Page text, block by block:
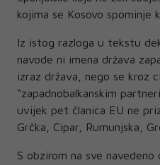
kojima se Kosovo spominje
Iz istog razloga u tekstu
navode ni imena država
izraz država, nego se kroz
“zapadnobalkanskim
uvijek pet članica EU ne
Grčka, Cipar, Rumunjska,
S obzirom na sve